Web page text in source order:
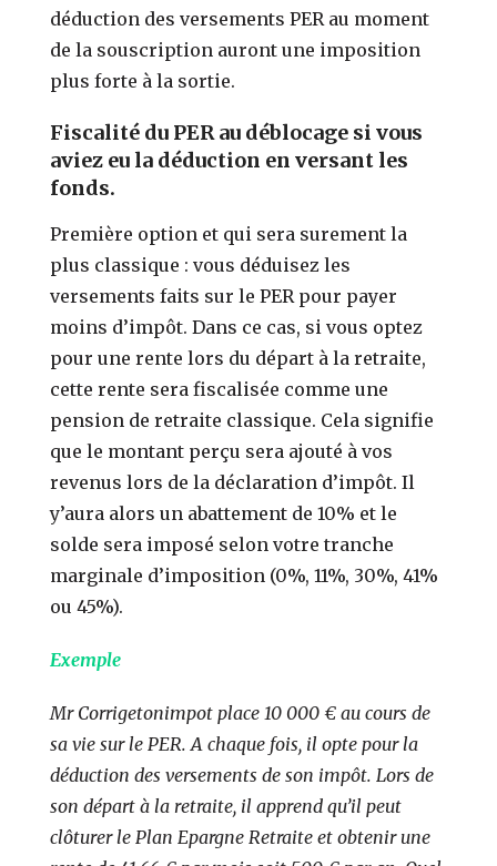
déduction des versements PER au moment
de la souscription auront une imposition
plus forte à la sortie.
Fiscalité du PER au déblocage si vous
aviez eu la déduction en versant les
fonds.
Première option et qui sera surement la
plus classique : vous déduisez les
versements faits sur le PER pour payer
moins d’impôt. Dans ce cas, si vous optez
pour une rente lors du départ à la retraite,
cette rente sera fiscalisée comme une
pension de retraite classique. Cela signifie
que le montant perçu sera ajouté à vos
revenus lors de la déclaration d’impôt. Il
y’aura alors un abattement de 10% et le
solde sera imposé selon votre tranche
marginale d’imposition (0%, 11%, 30%, 41%
ou 45%).
Exemple
Mr Corrigetonimpot place 10 000 € au cours de
sa vie sur le PER. A chaque fois, il opte pour la
déduction des versements de son impôt. Lors de
son départ à la retraite, il apprend qu’il peut
clôturer le Plan Epargne Retraite et obtenir une